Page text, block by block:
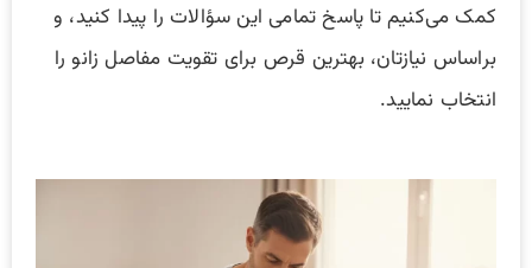
کمک می‌کنیم تا پاسخ تمامی این سؤالات را پیدا کنید، و
براساس نیازتان، بهترین قرص برای تقویت مفاصل زانو را
انتخاب نمایید.